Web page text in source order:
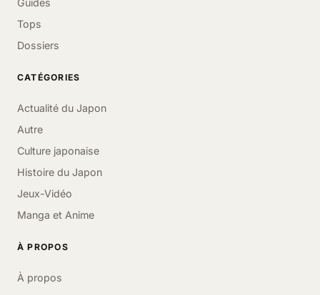
Guides
Tops
Dossiers
CATÉGORIES
Actualité du Japon
Autre
Culture japonaise
Histoire du Japon
Jeux-Vidéo
Manga et Anime
À PROPOS
À propos